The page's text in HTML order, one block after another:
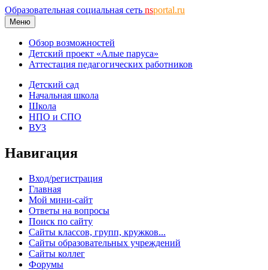
Образовательная социальная сеть nsportal.ru
Меню
Обзор возможностей
Детский проект «Алые паруса»
Аттестация педагогических работников
Детский сад
Начальная школа
Школа
НПО и СПО
ВУЗ
Навигация
Вход/регистрация
Главная
Мой мини-сайт
Ответы на вопросы
Поиск по сайту
Сайты классов, групп, кружков...
Сайты образовательных учреждений
Сайты коллег
Форумы